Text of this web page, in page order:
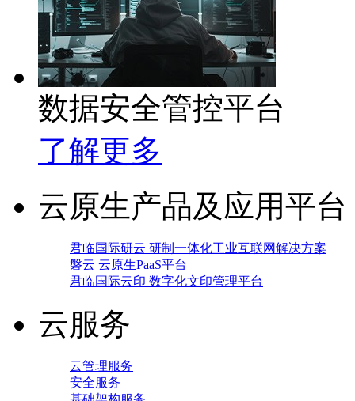
数据安全管控平台
了解更多
云原生产品及应用平台
君临国际研云 研制一体化工业互联网解决方案
磐云 云原生PaaS平台
君临国际云印 数字化文印管理平台
云服务
云管理服务
安全服务